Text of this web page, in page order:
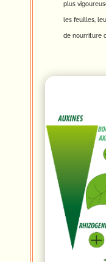
plus
les feuilles,
de nourriture